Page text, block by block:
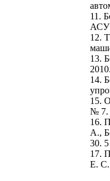
11.
АСУ
12.
13.
14.
15.
№ 7.
16.
А.,
30. 5
17.
Е.